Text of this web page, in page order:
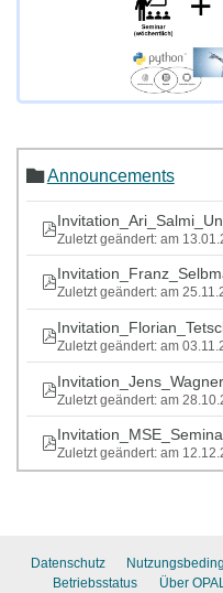
Announcements
Zuletzt geändert: am
Zuletzt geändert: am
Zuletzt geändert: am
Zuletzt geändert: am
Zuletzt geändert: am
Datenschutz
Betriebsstatus
Über